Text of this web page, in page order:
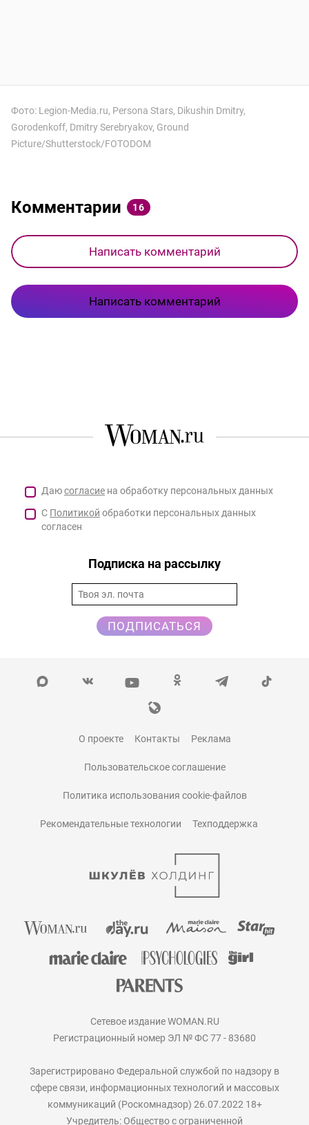
Фото: Legion-Media.ru, Persona Stars, Dikushin Dmitry,
Gorodenkoff, Dmitry Serebryakov, Ground
Picture/Shutterstock/FOTODOM
Комментарии 16
Написать комментарий
Написать комментарий
Даюсогласие на обработку персональных данных
С Политикой обработки персональных данных
согласен
Подписка на рассылку
ПОДПИСАТЬСЯ
О проекте Контакты Реклама
Пользовательское соглашение
Политика использования cookie-файлов
Рекомендательные технологии Техподдержка
Сетевое издание WOMAN.RU
Регистрационный номер ЭЛ № ФС 77 - 83680
Зарегистрировано Федеральной службой по надзору в
сфере связи, информационных технологий и массовых
коммуникаций (Роскомнадзор) 26.07.2022 18+
Учредитель: Общество с ограниченной